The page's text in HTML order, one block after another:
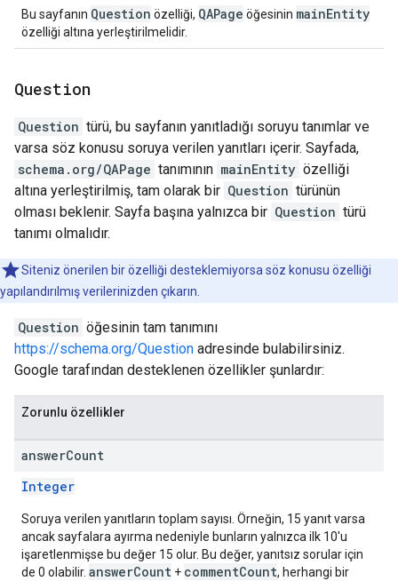
Bu sayfanın Question özelliği, QAPage öğesinin mainEntity
özelliği altına yerleştirilmelidir.
Question
Question türü, bu sayfanın yanıtladığı soruyu tanımlar ve
varsa söz konusu soruya verilen yanıtları içerir. Sayfada,
schema.org/QAPage tanımının mainEntity özelliği
altına yerleştirilmiş, tam olarak bir Question türünün
olması beklenir. Sayfa başına yalnızca bir Question türü
tanımı olmalıdır.
Siteniz önerilen bir özelliği desteklemiyorsa söz konusu özelliği
yapılandırılmış verilerinizden çıkarın.
Question öğesinin tam tanımını
https://schema.org/Question adresinde bulabilirsiniz.
Google tarafından desteklenen özellikler şunlardır:
Zorunlu özellikler
answerCount
Integer
Soruya verilen yanıtların toplam sayısı. Örneğin, 15 yanıt varsa
ancak sayfalara ayırma nedeniyle bunların yalnızca ilk 10'u
işaretlenmişse bu değer 15 olur. Bu değer, yanıtsız sorular için
de 0 olabilir. answerCount + commentCount, herhangi bir